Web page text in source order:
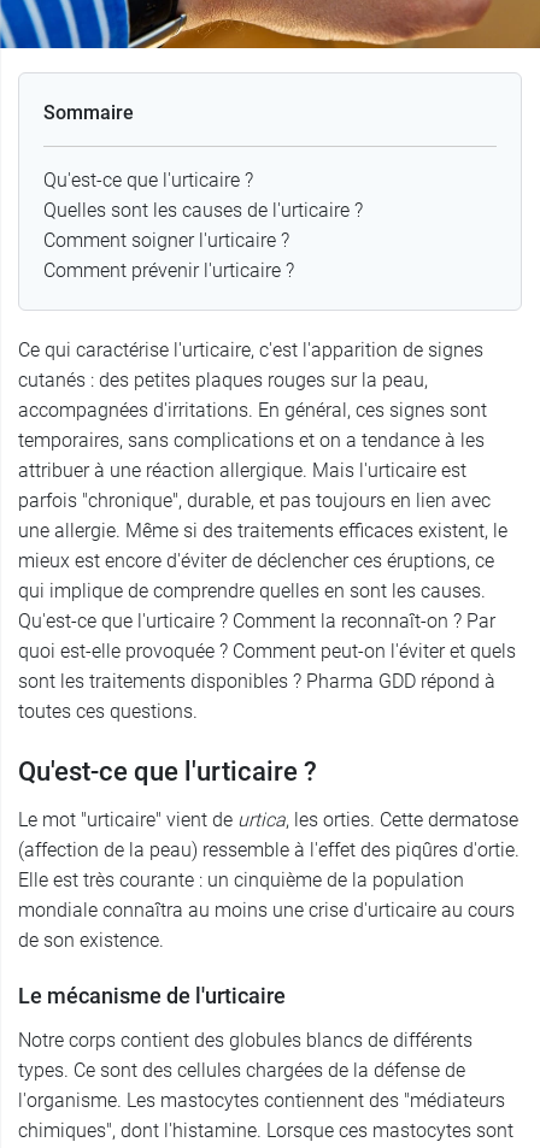
Sommaire
Qu'est-ce que l'urticaire ?
Quelles sont les causes de l'urticaire ?
Comment soigner l'urticaire ?
Comment prévenir l'urticaire ?
Ce qui caractérise l'urticaire, c'est l'apparition de signes
cutanés : des petites plaques rouges sur la peau,
accompagnées d'irritations. En général, ces signes sont
temporaires, sans complications et on a tendance à les
attribuer à une réaction allergique. Mais l'urticaire est
parfois "chronique", durable, et pas toujours en lien avec
une allergie. Même si des traitements efficaces existent, le
mieux est encore d'éviter de déclencher ces éruptions, ce
qui implique de comprendre quelles en sont les causes.
Qu'est-ce que l'urticaire ? Comment la reconnaît-on ? Par
quoi est-elle provoquée ? Comment peut-on l'éviter et quels
sont les traitements disponibles ? Pharma GDD répond à
toutes ces questions.
Qu'est-ce que l'urticaire ?
Le mot "urticaire" vient de urtica, les orties. Cette dermatose
(affection de la peau) ressemble à l'effet des piqûres d'ortie.
Elle est très courante : un cinquième de la population
mondiale connaîtra au moins une crise d'urticaire au cours
de son existence.
Le mécanisme de l'urticaire
Notre corps contient des globules blancs de différents
types. Ce sont des cellules chargées de la défense de
l'organisme. Les mastocytes contiennent des "médiateurs
chimiques", dont l'histamine. Lorsque ces mastocytes sont